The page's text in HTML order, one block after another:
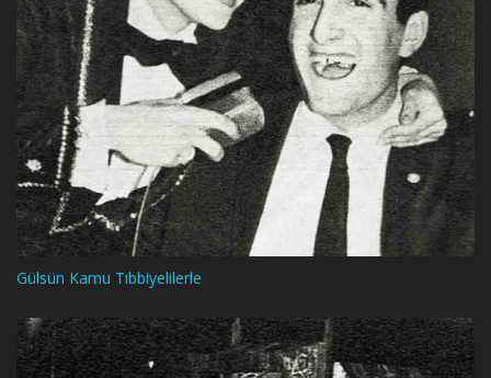
Gülsün Kamu Tıbbiyelilerle